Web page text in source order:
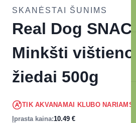
SKANĖSTAI ŠUNIMS
Real Dog
Minkšti
žiedai 500g
TIK AKVANAMAI KLUBO NARIAMS
Įprasta kaina:10.49 €